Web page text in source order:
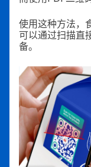
使用这种方法，
可以通过扫描直
备。